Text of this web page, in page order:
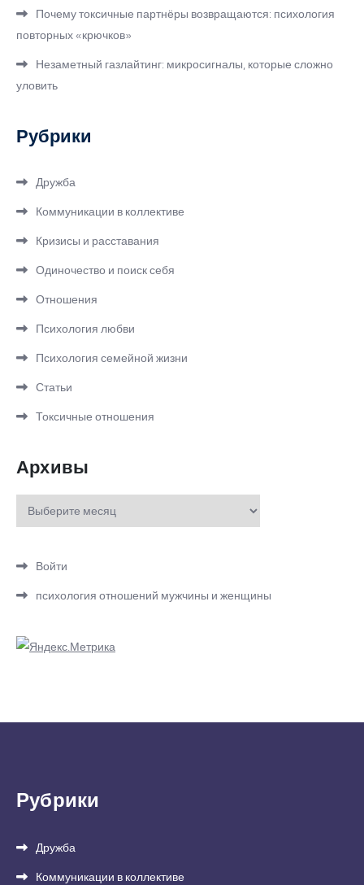
Почему токсичные партнёры возвращаются: психология
повторных «крючков»
Незаметный газлайтинг: микросигналы, которые сложно
уловить
Рубрики
Дружба
Коммуникации в коллективе
Кризисы и расставания
Одиночество и поиск себя
Отношения
Психология любви
Психология семейной жизни
Статьи
Токсичные отношения
Архивы
Архивы
Войти
психология отношений мужчины и женщины
Рубрики
Дружба
Коммуникации в коллективе